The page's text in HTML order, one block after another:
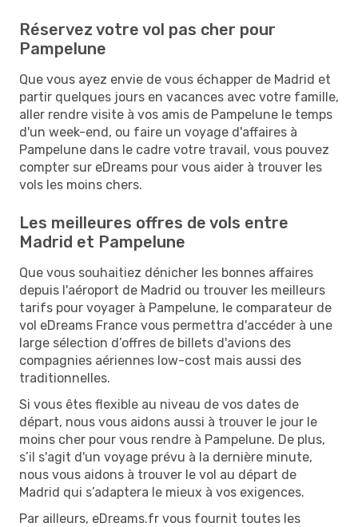
Réservez votre vol pas cher pour
Pampelune
Que vous ayez envie de vous échapper de Madrid et
partir quelques jours en vacances avec votre famille,
aller rendre visite à vos amis de Pampelune le temps
d'un week-end, ou faire un voyage d'affaires à
Pampelune dans le cadre votre travail, vous pouvez
compter sur eDreams pour vous aider à trouver les
vols les moins chers.
Les meilleures offres de vols entre
Madrid et Pampelune
Que vous souhaitiez dénicher les bonnes affaires
depuis l'aéroport de Madrid ou trouver les meilleurs
tarifs pour voyager à Pampelune, le comparateur de
vol eDreams France vous permettra d'accéder à une
large sélection d’offres de billets d'avions des
compagnies aériennes low-cost mais aussi des
traditionnelles.
Si vous êtes flexible au niveau de vos dates de
départ, nous vous aidons aussi à trouver le jour le
moins cher pour vous rendre à Pampelune. De plus,
s’il s'agit d'un voyage prévu à la dernière minute,
nous vous aidons à trouver le vol au départ de
Madrid qui s’adaptera le mieux à vos exigences.
Par ailleurs, eDreams.fr vous fournit toutes les